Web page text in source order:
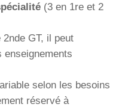
(3 en 1re et 2
GT, il peut
enseignements
selon les besoins
réservé à